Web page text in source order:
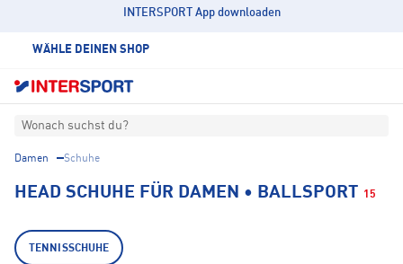
INTERSPORT App downloaden
WÄHLE DEINEN SHOP
Wonach suchst du?
Damen Schuhe
HEAD SCHUHE FÜR DAMEN • BALLSPORT 15
TENNISSCHUHE